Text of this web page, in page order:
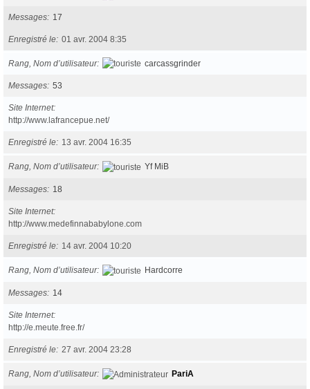
Messages 17
Enregistré le 01 avr. 2004 8:35
Rang, Nom d’utilisateur carcassgrinder
Messages 53
Site Internet
http://www.lafrancepue.net/
Enregistré le 13 avr. 2004 16:35
Rang, Nom d’utilisateur Yf MiB
Messages 18
Site Internet
http://www.medefinnababylone.com
Enregistré le 14 avr. 2004 10:20
Rang, Nom d’utilisateur Hardcorre
Messages 14
Site Internet
http://e.meute.free.fr/
Enregistré le 27 avr. 2004 23:28
Rang, Nom d’utilisateur PariA